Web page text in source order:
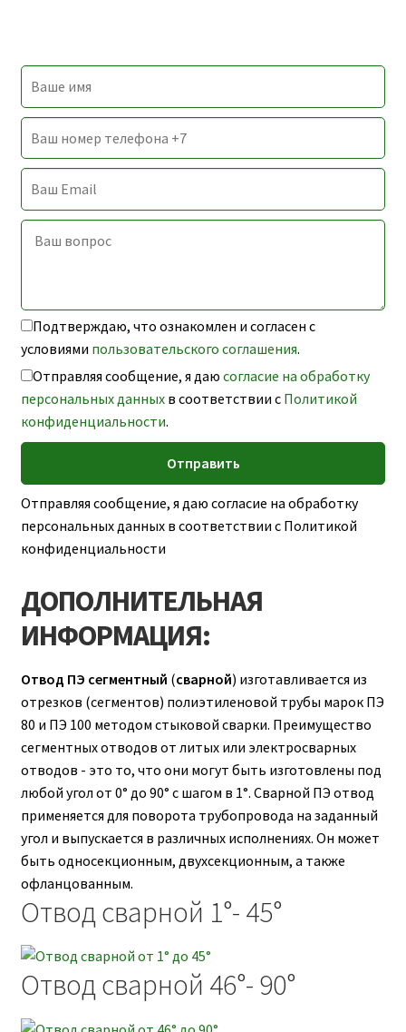
Подтверждаю, что ознакомлен и согласен с
условиями пользовательского соглашения.
Отправляя сообщение, я даю согласие на обработку
персональных данныхв соответствии с Политикой
конфиденциальности.
Отправляя сообщение, я даю согласие на обработку
персональных данных в соответствии с Политикой
конфиденциальности
ДОПОЛНИТЕЛЬНАЯ
ИНФОРМАЦИЯ:
Отвод ПЭ сегментный (сварной) изготавливается из
отрезков (сегментов) полиэтиленовой трубы марок ПЭ
80 и ПЭ 100 методом стыковой сварки. Преимущество
сегментных отводов от литых или электросварных
отводов - это то, что они могут быть изготовлены под
любой угол от 0° до 90° с шагом в 1°. Сварной ПЭ отвод
применяется для поворота трубопровода на заданный
угол и выпускается в различных исполнениях. Он может
быть односекционным, двухсекционным, а также
офланцованным.
Отвод сварной 1°- 45°
Отвод сварной 46°- 90°